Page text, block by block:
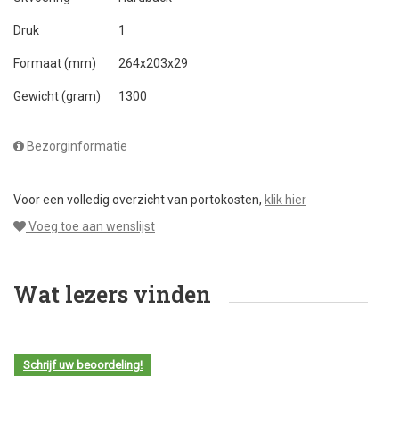
Druk 1
Formaat (mm) 264x203x29
Gewicht (gram) 1300
Bezorginformatie
Voor een volledig overzicht van portokosten, klik hier
Voeg toe aan wenslijst
Wat lezers vinden
Schrijf uw beoordeling!